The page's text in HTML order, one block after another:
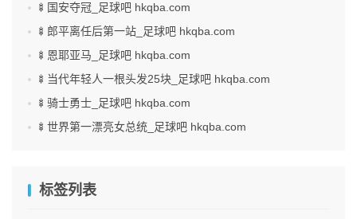
🍢国安夺冠_足球吧 hkqba.com
🍢郎平离任后第一站_足球吧 hkqba.com
🍢恩耶亚马_足球吧 hkqba.com
🍢当代年轻人一根头发25块_足球吧 hkqba.com
🍢骑士勇士_足球吧 hkqba.com
🍢世界第一漂亮女总统_足球吧 hkqba.com
标签列表